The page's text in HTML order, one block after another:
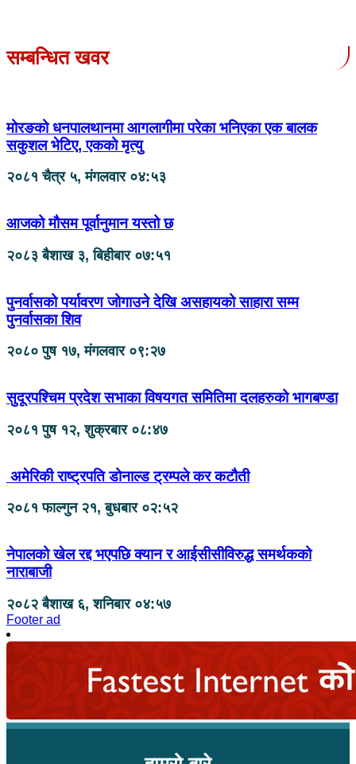
सम्बन्धित खवर
मोरङको धनपालथानमा आगलागीमा परेका भनिएका एक बालक
सकुशल भेटिए, एकको मृत्यु
२०८१ चैत्र ५, मंगलवार ०४:५३
आजको मौसम पूर्वानुमान यस्तो छ
२०८३ बैशाख ३, बिहीबार ०७:५१
पुनर्वासको पर्यावरण जोगाउने देखि असहायको साहारा सम्म
पुनर्वासका शिव
२०८० पुष १७, मंगलवार ०९:२७
सुदूरपश्चिम प्रदेश सभाका विषयगत समितिमा दलहरुको भागबण्डा
२०८१ पुष १२, शुक्रबार ०८:४७
अमेरिकी राष्ट्रपति डोनाल्ड ट्रम्पले कर कटौती
२०८१ फाल्गुन २१, बुधबार ०२:५२
नेपालको खेल रद्द भएपछि क्यान र आईसीसीविरुद्ध समर्थकको
नाराबाजी
२०८२ बैशाख ६, शनिबार ०४:५७
Footer ad